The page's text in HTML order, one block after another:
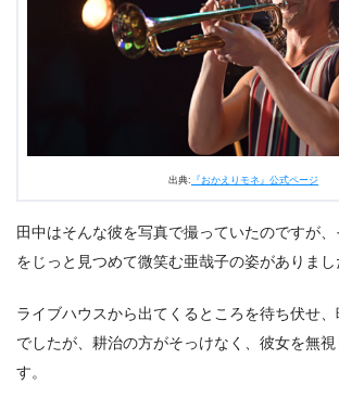
出典: 『おかえりモネ』公式ページ
田中はそんな彼を写真で撮っていたのですが
をじっと見つめて微笑む亜哉子の姿がありまし
ライブハウスから出てくるところを待ち伏せ
でしたが、耕治の方がそっけなく、彼女を無
す。